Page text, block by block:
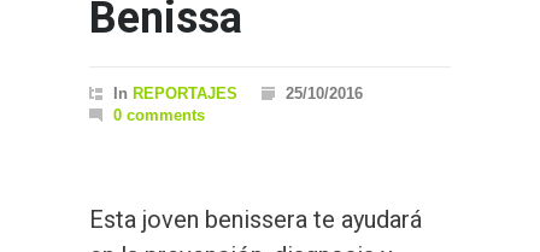
Benissa
In REPORTAJES
25/10/2016
0 comments
Esta joven benissera te ayudará